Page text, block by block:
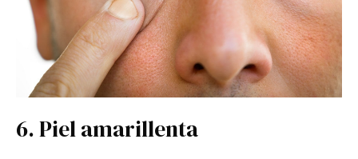
6. Piel amarillenta